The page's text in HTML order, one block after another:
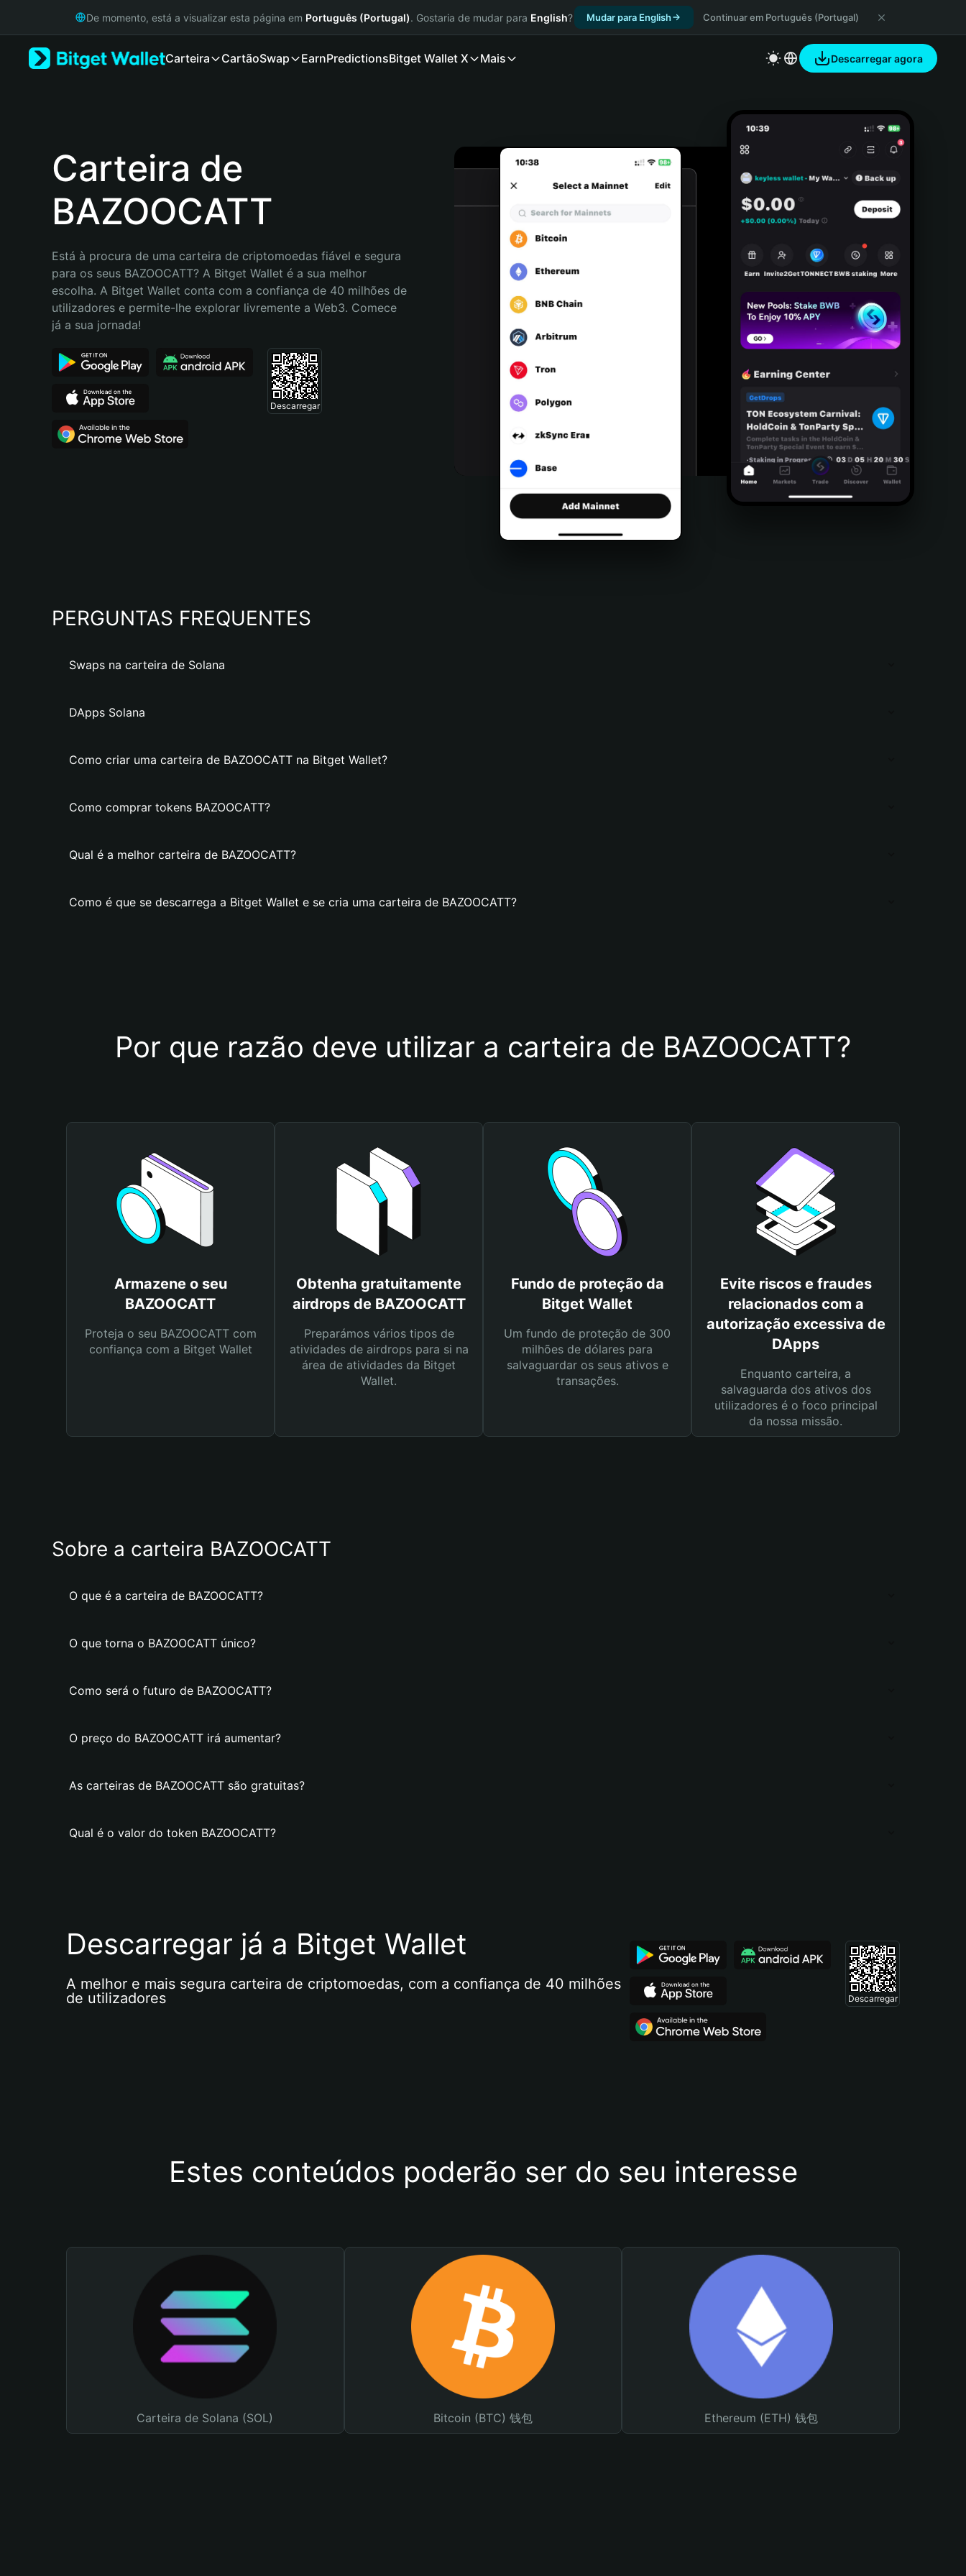
Русский
Português (Portugal)
Bahasa Indonesia
Português (Brasil)
Español (Argentina)
De momento, está a visualizar esta página em Português (Portugal). Gostaria de mudar para English? Mudar para English Continuar em Português (Portugal)
Carteira CartãoSwap EarnPredictionsBitget Wallet X Mais Descarregar agora
Carteira de
BAZOOCATT
Está à procura de uma carteira de criptomoedas fiável e segura
para os seus BAZOOCATT? A Bitget Wallet é a sua melhor
escolha. A Bitget Wallet conta com a confiança de 40 milhões de
utilizadores e permite-lhe explorar livremente a Web3. Comece
já a sua jornada!
Descarregar
PERGUNTAS FREQUENTES
Swaps na carteira de Solana
DApps Solana
Como criar uma carteira de BAZOOCATT na Bitget Wallet?
Como comprar tokens BAZOOCATT?
Qual é a melhor carteira de BAZOOCATT?
Como é que se descarrega a Bitget Wallet e se cria uma carteira de BAZOOCATT?
Por que razão deve utilizar a carteira de BAZOOCATT?
Armazene o seu
BAZOOCATT
Proteja o seu BAZOOCATT com
confiança com a Bitget Wallet
Obtenha gratuitamente
airdrops de BAZOOCATT
Preparámos vários tipos de
atividades de airdrops para si na
área de atividades da Bitget
Wallet.
Fundo de proteção da
Bitget Wallet
Um fundo de proteção de 300
milhões de dólares para
salvaguardar os seus ativos e
transações.
Evite riscos e fraudes
relacionados com a
autorização excessiva de
DApps
Enquanto carteira, a
salvaguarda dos ativos dos
utilizadores é o foco principal
da nossa missão.
Sobre a carteira BAZOOCATT
O que é a carteira de BAZOOCATT?
O que torna o BAZOOCATT único?
Como será o futuro de BAZOOCATT?
O preço do BAZOOCATT irá aumentar?
As carteiras de BAZOOCATT são gratuitas?
Qual é o valor do token BAZOOCATT?
Descarregar já a Bitget Wallet
A melhor e mais segura carteira de criptomoedas, com a confiança de 40 milhões
de utilizadores
Descarregar
Estes conteúdos poderão ser do seu interesse
Carteira de Solana (SOL) Bitcoin (BTC) 钱包 Ethereum (ETH) 钱包